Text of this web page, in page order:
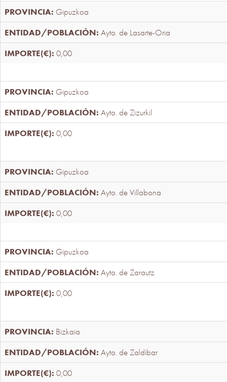
Gipuzkoa
Ayto. de Lasarte-Oria
0,00
Gipuzkoa
Ayto. de Zizurkil
0,00
Gipuzkoa
Ayto. de Villabona
0,00
Gipuzkoa
Ayto. de Zarautz
0,00
Bizkaia
Ayto. de Zaldibar
0,00